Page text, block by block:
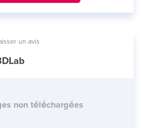
un avis
non téléchargées